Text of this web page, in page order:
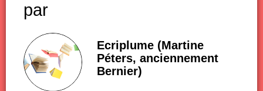
par
Ecriplume (Martine
Péters, anciennement
Bernier)